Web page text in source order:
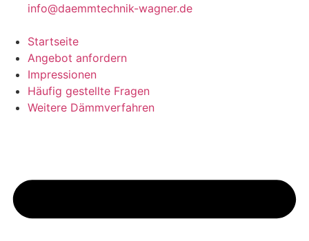
info@daemmtechnik-wagner.de
Startseite
Angebot anfordern
Impressionen
Häufig gestellte Fragen
Weitere Dämmverfahren